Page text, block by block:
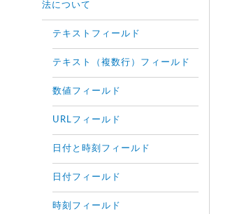
法について
テキストフィールド
テキスト（複数行）フィールド
数値フィールド
URLフィールド
日付と時刻フィールド
日付フィールド
時刻フィールド